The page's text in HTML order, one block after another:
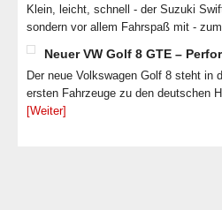
Klein, leicht, schnell - der Suzuki
sondern vor allem Fahrspaß mit -
Neuer VW Golf 8 GTE –
Der neue Volkswagen Golf 8 steht in
ersten Fahrzeuge zu den deutschen
[Weiter]